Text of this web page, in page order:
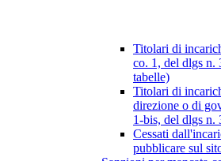
Titolari di
co. 1, del dlgs n.
tabelle)
Titolari di
direzione o di
1-bis, del dlgs n.
Cessati
pubblicare sul